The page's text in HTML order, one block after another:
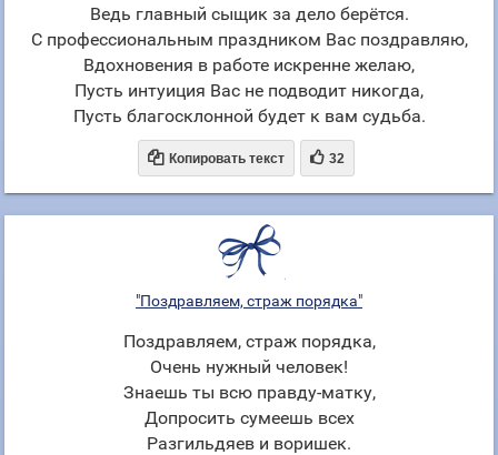
Ведь главный сыщик за дело берётся.
С профессиональным праздником Вас поздравляю,
Вдохновения в работе искренне желаю,
Пусть интуиция Вас не подводит никогда,
Пусть благосклонной будет к вам судьба.
 Копировать текст  32
"Поздравляем, страж порядка"
Поздравляем, страж порядка,
Очень нужный человек!
Знаешь ты всю правду-матку,
Допросить сумеешь всех
Разгильдяев и воришек.